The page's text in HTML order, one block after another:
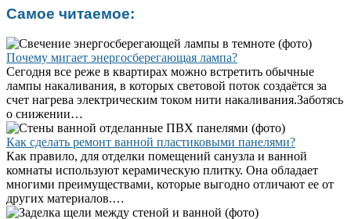
Самое читаемое:
Почему мигает энергосберегающая лампа?
Сегодня все реже в квартирах можно встретить обычные
лампы накаливания, в которых световой поток создаётся за
счет нагрева электрическим током нити накаливания.Заботясь
о снижении…
Как сделать ремонт ванной пластиковыми панелями?
Как правило, для отделки помещений санузла и ванной
комнаты используют керамическую плитку. Она обладает
многими преимуществами, которые выгодно отличают ее от
других материалов.…